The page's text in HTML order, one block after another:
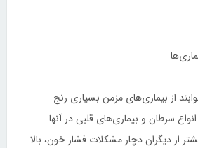
از بیماری‌های مزمن بسیاری رنج
سرطان و بیماری‌های قلبی در آنها
از دیگران دچار مشکلات فشار خون‌، بالا